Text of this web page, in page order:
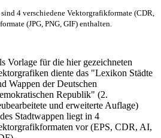
4 verschiedene Vektorgrafikformate (CDR,
(JPG, PNG, GIF) enthalten.
Vorlage für die hier gezeichneten
diente das "Lexikon Städte
Wappen der Deutschen
Republik" (2.
und erweiterte Auflage)
Stadtwappen liegt in 4
vor (EPS, CDR, AI,